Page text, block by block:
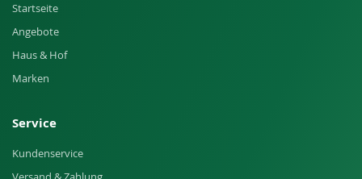
Startseite
Angebote
Haus & Hof
Marken
Service
Kundenservice